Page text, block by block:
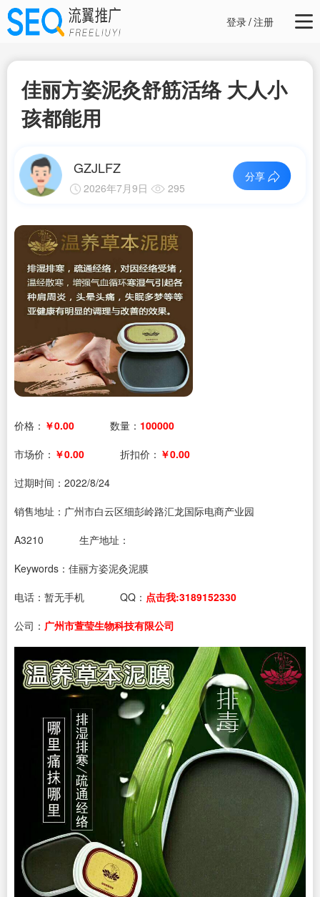
登录/注册
佳丽方姿泥灸舒筋活络 大人小
孩都能用
GZJLFZ
2026年7月9日 295
分享
价格： ￥0.00 数量： 100000
市场价： ￥0.00 折扣价： ￥0.00
过期时间： 2022/8/24
销售地址：广州市白云区细彭岭路汇龙国际电商产业园
A3210
生产地址：
Keywords：佳丽方姿泥灸泥膜
电话： 暂无手机 QQ： 点击我:3189152330
公司： 广州市萱莹生物科技有限公司